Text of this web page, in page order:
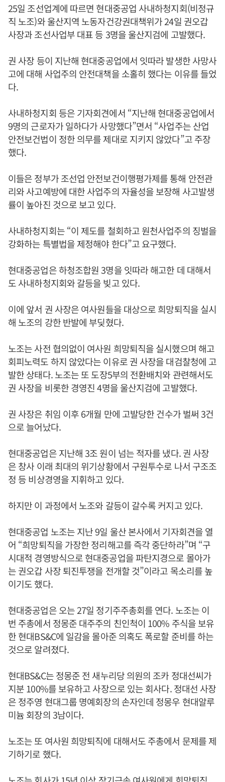
25일 조선업계에 따르면 현대중공업 사내하청지회(비정규
직 노조)와 울산지역 노동자건강권대책위가 24일 권오갑
사장과 조선사업부 대표 등 3명을 울산지검에 고발했다.
권 사장 등이 지난해 현대중공업에서 잇따라 발생한 사망사
고에 대해 사업주의 안전대책을 소홀히 했다는 이유를 들었
다.
사내하청지회 등은 기자회견에서 “지난해 현대중공업에서
9명의 근로자가 일하다가 사망했다”면서 “사업주는 산업
안전보건법이 정한 의무를 제대로 지키지 않았다”고 주장
했다.
이들은 정부가 조선업 안전보건이행평가제를 통해 안전관
리와 사고예방에 대한 사업주의 자율성을 보장해 사고발생
률이 높아진 것으로 보고 있다.
사내하청지회는 “이 제도를 철회하고 원천사업주의 징벌을
강화하는 특별법을 제정해야 한다”고 요구했다.
현대중공업은 하청조합원 3명을 잇따라 해고한 데 대해서
도 사내하청지회와 갈등을 빚고 있다.
이에 앞서 권 사장은 여사원들을 대상으로 희망퇴직을 실시
해 노조의 강한 반발에 부딪혔다.
노조는 사전 협의없이 여사원 희망퇴직을 실시했으며 해고
회피노력도 하지 않았다는 이유로 권 사장을 대검찰청에 고
발한 상태다. 노조는 또 도장5부의 전환배치와 관련해서도
권 사장을 비롯한 경영진 4명을 울산지검에 고발했다.
권 사장은 취임 이후 6개월 만에 고발당한 건수가 벌써 3건
으로 늘어났다.
현대중공업은 지난해 3조 원이 넘는 적자를 냈다. 권 사장
은 창사 이래 최대의 위기상황에서 구원투수로 나서 구조조
정 등 비상경영을 지휘하고 있다.
하지만 이 과정에서 노조와 갈등이 갈수록 커지고 있다.
현대중공업 노조는 지난 9일 울산 본사에서 기자회견을 열
어 “희망퇴직을 가장한 정리해고를 즉각 중단하라”며 “구
시대적 경영방식으로 현대중공업을 파탄지경으로 몰아가
는 권오갑 사장 퇴진투쟁을 전개할 것”이라고 목소리를 높
이기도 했다.
현대중공업은 오는 27일 정기주주총회를 연다. 노조는 이
번 주총에서 정몽준 대주주의 친인척이 100% 주식을 보유
한 현대BS&C에 일감을 몰아준 의혹도 폭로할 준비를 하는
것으로 알려졌다.
현대BS&C는 정몽준 전 새누리당 의원의 조카 정대선씨가
지분 100%를 보유하고 사장으로 있는 회사다. 정대선 사장
은 정주영 현대그룹 명예회장의 손자인데 정몽우 현대알루
미늄 회장의 3남이다.
노조는 또 여사원 희망퇴직에 대해서도 주총에서 문제를 제
기하기로 했다.